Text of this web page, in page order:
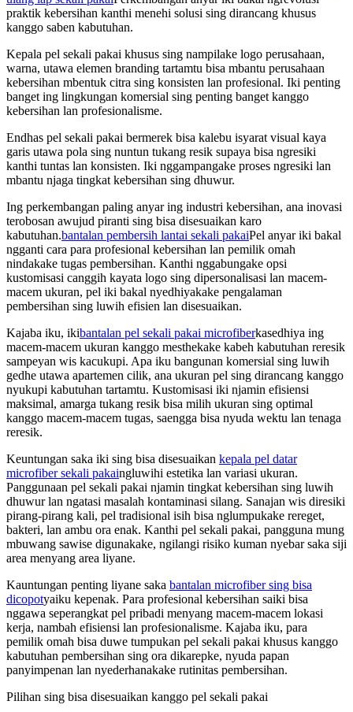
praktik kebersihan kanthi menehi solusi sing dirancang khusus
kanggo saben kabutuhan.
Kepala pel sekali pakai khusus sing nampilake logo perusahaan,
warna, utawa elemen branding tartamtu bisa mbantu perusahaan
kebersihan mbentuk citra sing konsisten lan profesional. Iki penting
banget ing lingkungan komersial sing penting banget kanggo
kebersihan lan profesionalisme.
Endhas pel sekali pakai bermerek bisa kalebu isyarat visual kaya
garis utawa pola sing nuntun tukang resik supaya bisa ngresiki
kanthi tuntas lan konsisten. Iki nggampangake proses ngresiki lan
mbantu njaga tingkat kebersihan sing dhuwur.
Ing perkembangan paling anyar ing industri kebersihan, ana inovasi
terobosan awujud piranti sing bisa disesuaikan karo
kabutuhan.bantalan pembersih lantai sekali pakaiPel anyar iki bakal
ngganti cara para profesional kebersihan lan pemilik omah
nindakake tugas pembersihan. Kanthi nggabungake opsi
kustomisasi canggih kayata logo sing dipersonalisasi lan macem-
macem ukuran, pel iki bakal nyedhiyakake pengalaman
pembersihan sing luwih efisien lan disesuaikan.
Kajaba iku, ikibantalan pel sekali pakai microfiberkasedhiya ing
macem-macem ukuran kanggo mesthekake kabeh kabutuhan reresik
sampeyan wis kacukupi. Apa iku bangunan komersial sing luwih
gedhe utawa apartemen cilik, ana ukuran pel sing dirancang kanggo
nyukupi kabutuhan tartamtu. Kustomisasi iki njamin efisiensi
maksimal, amarga tukang resik bisa milih ukuran sing optimal
kanggo macem-macem tugas, saengga bisa nyuda wektu lan tenaga
reresik.
Keuntungan saka iki sing bisa disesuaikan kepala pel datar
microfiber sekali pakaingluwihi estetika lan variasi ukuran.
Panggunaan pel sekali pakai njamin tingkat kebersihan sing luwih
dhuwur lan ngatasi masalah kontaminasi silang. Sanajan wis diresiki
pirang-pirang kali, pel tradisional isih bisa nglumpukake rereget,
bakteri, lan ambu ora enak. Kanthi pel sekali pakai, pangguna mung
mbuwang sawise digunakake, ngilangi risiko kuman nyebar saka siji
area menyang area liyane.
Kauntungan penting liyane saka bantalan microfiber sing bisa
dicopotyaiku kepenak. Para profesional kebersihan saiki bisa
nggawa seperangkat pel pribadi menyang macem-macem lokasi
kerja, nambah efisiensi lan profesionalisme. Kajaba iku, para
pemilik omah bisa duwe tumpukan pel sekali pakai khusus kanggo
kabutuhan pembersihan sing ora dikarepke, nyuda papan
panyimpenan lan nyederhanakake rutinitas pembersihan.
Pilihan sing bisa disesuaikan kanggo pel sekali pakai